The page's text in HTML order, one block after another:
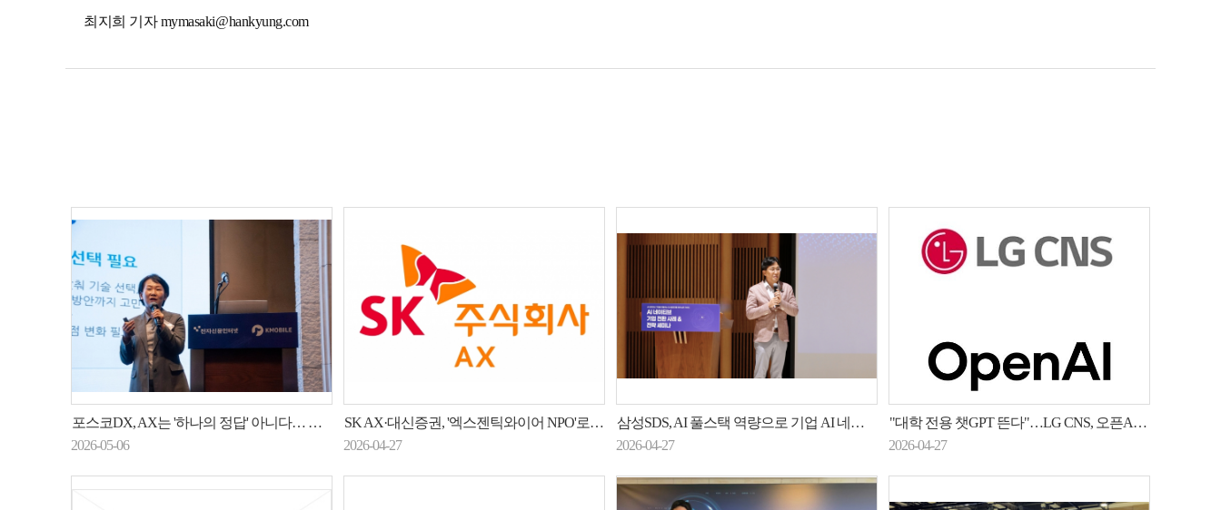
최지희 기자 mymasaki@hankyung.com
포스코DX, AX는 '하나의 정답' 아니다… 과제별 맞춤형 AI 적용 체계 제안
2026-05-06
SK AX·대신증권, '엑스젠틱와이어 NPO'로 금융인프라 운영 혁신
2026-04-27
삼성SDS, AI 풀스택 역량으로 기업 AI 네이티브 전환 지원
2026-04-27
"대학 전용 챗GPT 뜬다"…LG CNS, 오픈AI와 교육 시장 정조준
2026-04-27